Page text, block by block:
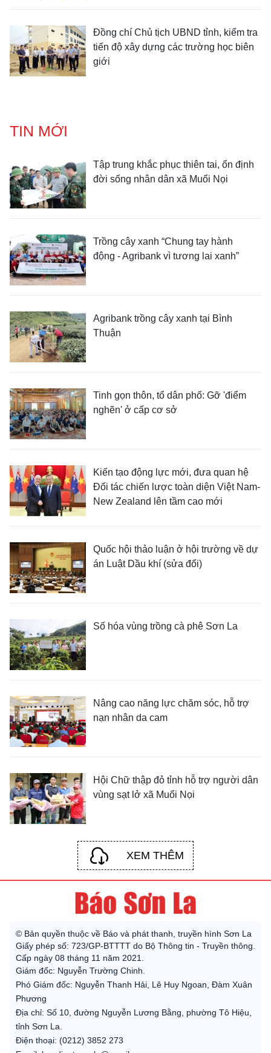
Đồng chí Chủ tịch UBND tỉnh, kiểm tra
tiến độ xây dựng các trường học biên
giới
TIN MỚI
Tập trung khắc phục thiên tai, ổn định
đời sống nhân dân xã Muổi Nọi
Trồng cây xanh “Chung tay hành
động - Agribank vì tương lai xanh”
Agribank trồng cây xanh tại Bình
Thuận
Tinh gọn thôn, tổ dân phố: Gỡ 'điểm
nghẽn' ở cấp cơ sở
Kiến tạo động lực mới, đưa quan hệ
Đối tác chiến lược toàn diện Việt Nam-
New Zealand lên tầm cao mới
Quốc hội thảo luận ở hội trường về dự
án Luật Dầu khí (sửa đổi)
Số hóa vùng trồng cà phê Sơn La
Nâng cao năng lực chăm sóc, hỗ trợ
nạn nhân da cam
Hội Chữ thập đỏ tỉnh hỗ trợ người dân
vùng sạt lở xã Muổi Nọi
XEM THÊM
© Bản quyền thuộc về Báo và phát thanh, truyền hình Sơn La
Giấy phép số: 723/GP-BTTTT do Bộ Thông tin - Truyền thông.
Cấp ngày 08 tháng 11 năm 2021.
Giám đốc: Nguyễn Trường Chinh.
Phó Giám đốc: Nguyễn Thanh Hải, Lê Huy Ngoan, Đàm Xuân
Phương
Địa chỉ: Số 10, đường Nguyễn Lương Bằng, phường Tô Hiệu,
tỉnh Sơn La.
Điện thoại: (0212) 3852 273